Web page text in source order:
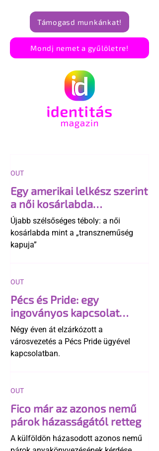
Támogasd munkánkat!
Mondj nemet a gyűlöletre!
Egy amerikai lelkész szerint
a női kosárlabda
transzneműséghez vezet
Újabb szélsőséges téboly: a női
kosárlabda mint a „transzneműség
kapuja”
OUT
Pécs és Pride: egy
ingoványos kapcsolat
története
Négy éven át elzárkózott a
városvezetés a Pécs Pride ügyével
kapcsolatban.
OUT
Fico már az azonos nemű
párok házasságától retteg
A külföldön házasodott azonos nemű
OUT